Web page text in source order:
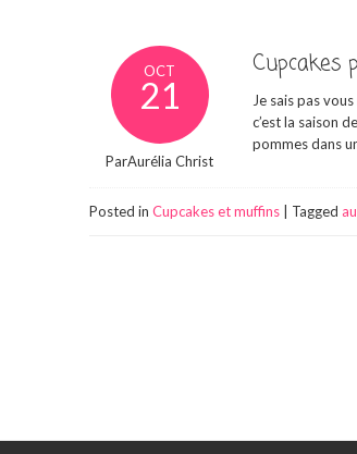
OCT
21
ParAurélia Christ
Je sais pas
c’est la saison
pommes dans
Posted in Cupcakes et muffins Tagged